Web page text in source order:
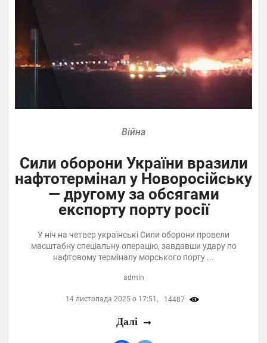
Війна
Сили оборони України вразили
нафтотермінал у Новоросійську
— другому за обсягами
експорту порту росії
У ніч на четвер українські Сили оборони провели
масштабну спеціальну операцію, завдавши удару по
нафтовому терміналу морського порту ...
admin
14 листопада 2025 о 17:51, 14487
Далі